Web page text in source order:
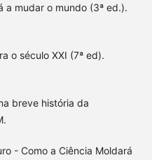
mudar o mundo (3ª ed.).
o século XXI (7ª ed).
breve história da
- Como a Ciência Moldará